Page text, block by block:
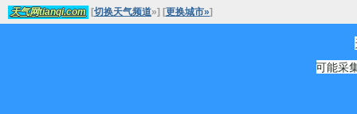
天气网tianqi.com [切换天气频道»] [更换城市»]
可能采